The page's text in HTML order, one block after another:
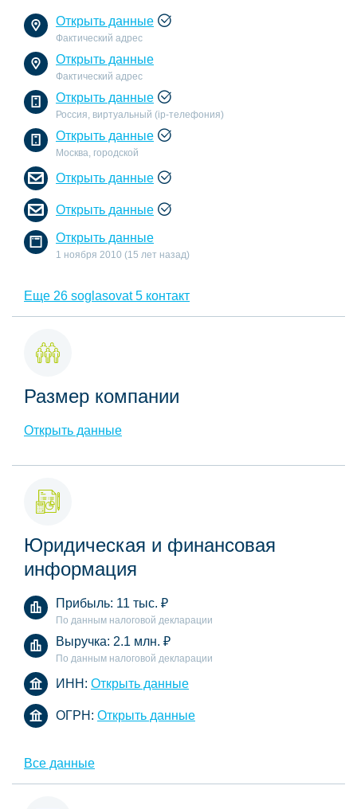
Открыть данные
Фактический адрес
Открыть данные
Фактический адрес
Открыть данные
Россия, виртуальный (ip-телефония)
Открыть данные
Москва, городской
Открыть данные
Открыть данные
Открыть данные
1 ноября 2010 (15 лет назад)
Еще 26 soglasovat 5 контакт
Размер компании
Открыть данные
Юридическая и финансовая
информация
Прибыль: 11 тыс. ₽
По данным налоговой декларации
Выручка: 2.1 млн. ₽
По данным налоговой декларации
ИНН: Открыть данные
ОГРН: Открыть данные
Все данные